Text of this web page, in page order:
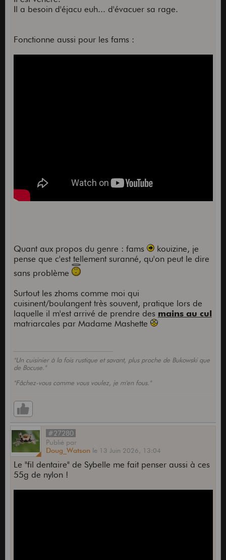
Il a besoin d'éjacu euh... d'évacuer sa rage.
Fonctionne aussi pour les fams :
Quant aux propos du genre : fams
kouizine, je
pense que c'est tellement suranné, qu'on peut le dire
sans problème
Surtout les zhoms comme moi qui
cuisinent/boulangent très souvent, pratique lors de
laquelle il m'est arrivé de prendre des mains au cul
matriarcales par Madame Mashette
"Un cuisinier à la fois rustique et savant, plus proche de Bukowski que
de Bocuse."
"Fâchez-vous comme vous voulez, je m'en fous."
#27280
Publié par
Doug_Watson le 13 Juin 2026, 13:04
Le "fil dentaire" de Sybelle me fait penser aussi à ces
55g de nylon !